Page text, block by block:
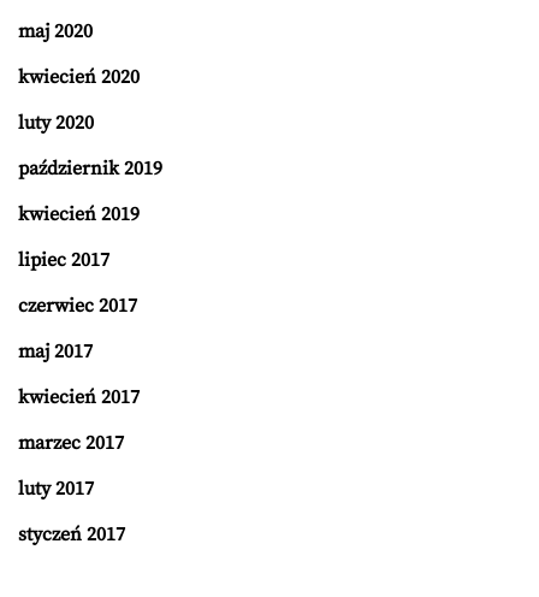
maj 2020
kwiecień 2020
luty 2020
październik 2019
kwiecień 2019
lipiec 2017
czerwiec 2017
maj 2017
kwiecień 2017
marzec 2017
luty 2017
styczeń 2017